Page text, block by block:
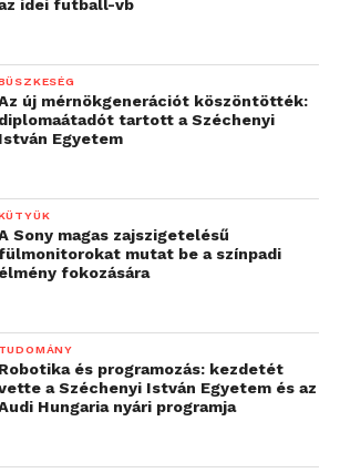
kamera pedig garantálja, hogy
meg tudunk örökíteni. Az extrém
egyáltalán nem kell
hiszen már 55 ezer
egy példányt.
10[ Teszt]
egyben? Bizony, az Aspire Switch
igen csábító formában. Az
és 2 GB RAM-mal
8.1 alapú készülék strapabíró,
és kényelmesen
értékű billentyűzetével igyekszik
idei futball-vb
új mérnökgenerációt köszöntötték:
diplomaátadót tartott a Széchenyi
István Egyetem
Sony magas zajszigetelésű
mutat be a színpadi
élmény fokozására
TUDOMÁNY
Robotika és programozás: kezdetét
a Széchenyi István Egyetem és az
Hungaria nyári programja